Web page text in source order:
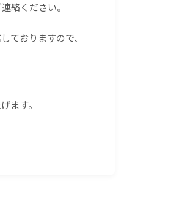
絡ください。
ておりますので、
ます。